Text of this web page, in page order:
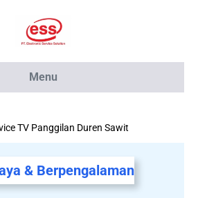
Menu
TV Panggilan Duren Sawit
& Berpengalaman